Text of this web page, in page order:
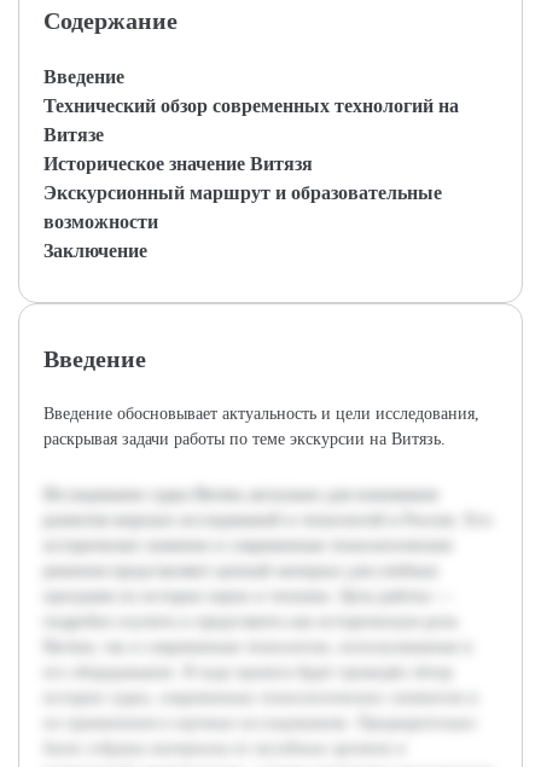
Содержание
Введение
Технический обзор современных технологий на
Витязе
Историческое значение Витязя
Экскурсионный маршрут и образовательные
возможности
Заключение
Введение
Введение обосновывает актуальность и цели исследования,
раскрывая задачи работы по теме экскурсии на Витязь.